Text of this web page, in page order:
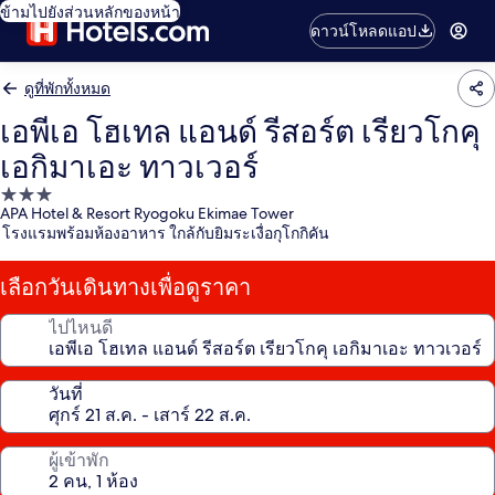
ข้ามไปยังส่วนหลักของหน้า
ดาวน์โหลดแอป
ดูที่พักทั้งหมด
เอพีเอ โฮเทล แอนด์ รีสอร์ต เรียวโกคุ
เอกิมาเอะ ทาวเวอร์
ที่พัก
3.0
APA Hotel & Resort Ryogoku Ekimae Tower
โรงแรมพร้อมห้องอาหาร ใกล้กับยิมระเงื่อกุโกกิคัน
เลือกวันเดินทางเพื่อดูราคา
ไปไหนดี
วันที่
ผู้เข้าพัก